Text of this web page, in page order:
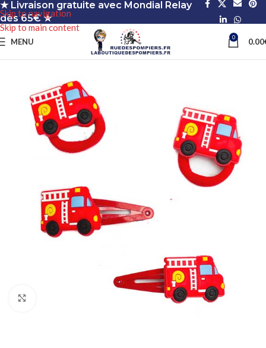
Skip to navigation
Skip to main content
★ Livraison gratuite avec Mondial Relay
dès 65€ ★
MENU 0 0.00